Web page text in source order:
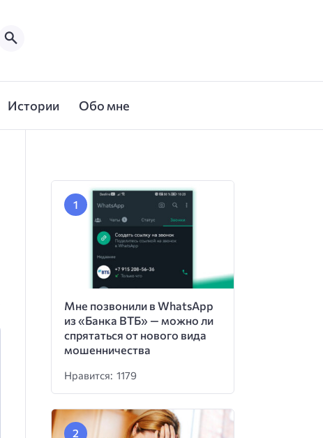
Истории Обо мне
Мне позвонили в WhatsApp
из «Банка ВТБ» — можно ли
спрятаться от нового вида
мошенничества
Нравится: 1179